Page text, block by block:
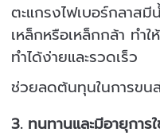
ตะแกรงไฟเบอร์กลาสมี
เหล็กหรือเหล็กกล้า ทำให้
ทำได้ง่ายและรวดเร็ว
ช่วยลดต้นทุนในการขน
3. ทนทานและมีอายุการ